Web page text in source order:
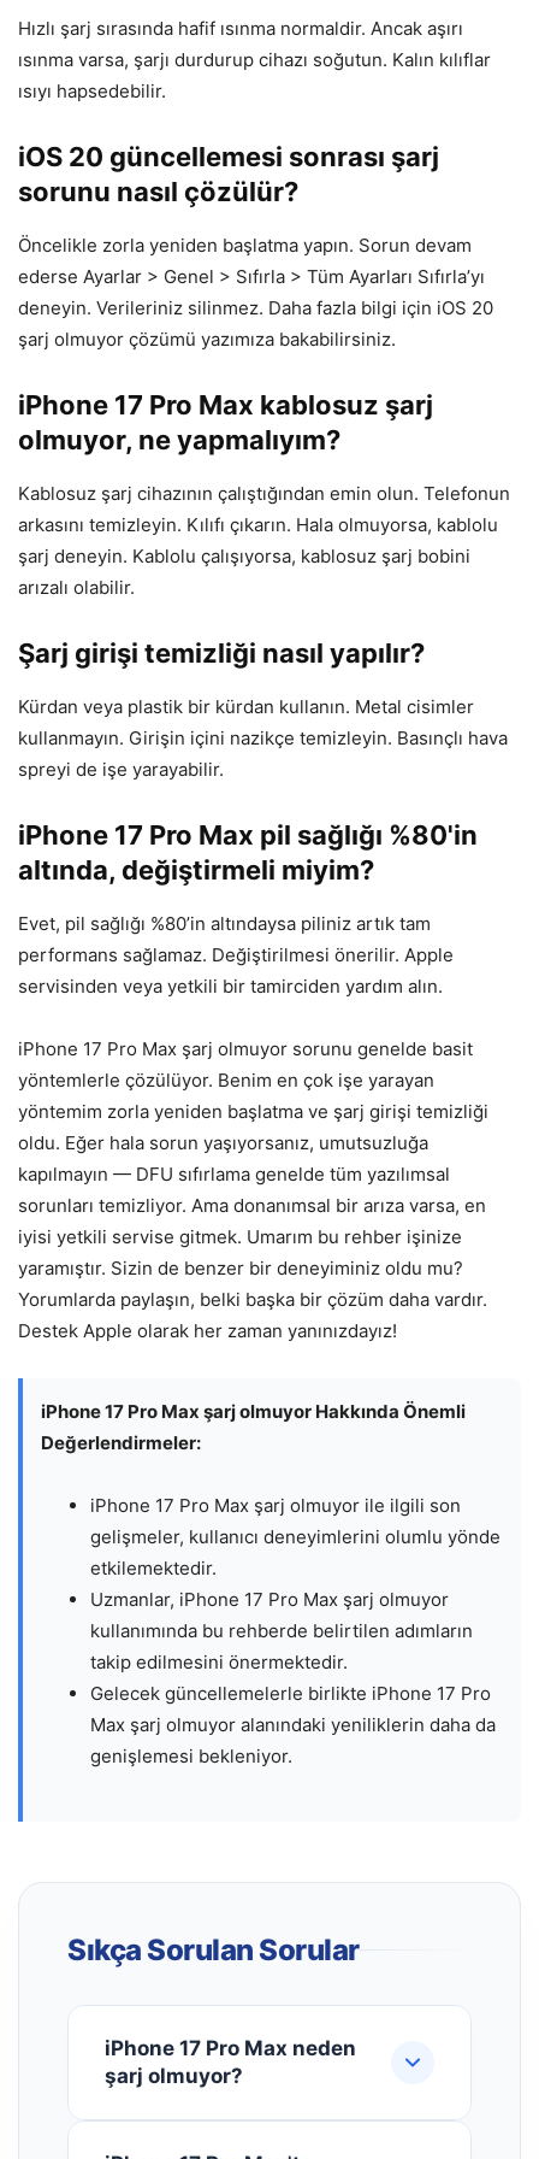
Hızlı şarj sırasında hafif ısınma normaldir. Ancak aşırı
ısınma varsa, şarjı durdurup cihazı soğutun. Kalın kılıflar
ısıyı hapsedebilir.
iOS 20 güncellemesi sonrası şarj
sorunu nasıl çözülür?
Öncelikle zorla yeniden başlatma yapın. Sorun devam
ederse Ayarlar > Genel > Sıfırla > Tüm Ayarları Sıfırla’yı
deneyin. Verileriniz silinmez. Daha fazla bilgi için iOS 20
şarj olmuyor çözümü yazımıza bakabilirsiniz.
iPhone 17 Pro Max kablosuz şarj
olmuyor, ne yapmalıyım?
Kablosuz şarj cihazının çalıştığından emin olun. Telefonun
arkasını temizleyin. Kılıfı çıkarın. Hala olmuyorsa, kablolu
şarj deneyin. Kablolu çalışıyorsa, kablosuz şarj bobini
arızalı olabilir.
Şarj girişi temizliği nasıl yapılır?
Kürdan veya plastik bir kürdan kullanın. Metal cisimler
kullanmayın. Girişin içini nazikçe temizleyin. Basınçlı hava
spreyi de işe yarayabilir.
iPhone 17 Pro Max pil sağlığı %80'in
altında, değiştirmeli miyim?
Evet, pil sağlığı %80’in altındaysa piliniz artık tam
performans sağlamaz. Değiştirilmesi önerilir. Apple
servisinden veya yetkili bir tamirciden yardım alın.
iPhone 17 Pro Max şarj olmuyor sorunu genelde basit
yöntemlerle çözülüyor. Benim en çok işe yarayan
yöntemim zorla yeniden başlatma ve şarj girişi temizliği
oldu. Eğer hala sorun yaşıyorsanız, umutsuzluğa
kapılmayın — DFU sıfırlama genelde tüm yazılımsal
sorunları temizliyor. Ama donanımsal bir arıza varsa, en
iyisi yetkili servise gitmek. Umarım bu rehber işinize
yaramıştır. Sizin de benzer bir deneyiminiz oldu mu?
Yorumlarda paylaşın, belki başka bir çözüm daha vardır.
Destek Apple olarak her zaman yanınızdayız!
iPhone 17 Pro Max şarj olmuyor Hakkında Önemli
Değerlendirmeler:
iPhone 17 Pro Max şarj olmuyor ile ilgili son
gelişmeler, kullanıcı deneyimlerini olumlu yönde
etkilemektedir.
Uzmanlar, iPhone 17 Pro Max şarj olmuyor
kullanımında bu rehberde belirtilen adımların
takip edilmesini önermektedir.
Gelecek güncellemelerle birlikte iPhone 17 Pro
Max şarj olmuyor alanındaki yeniliklerin daha da
genişlemesi bekleniyor.
Sıkça Sorulan Sorular
iPhone 17 Pro Max neden
şarj olmuyor?